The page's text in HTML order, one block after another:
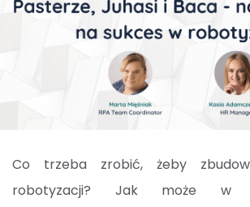
Co trzeba zrobić, żeby
robotyzacji? Jak może w